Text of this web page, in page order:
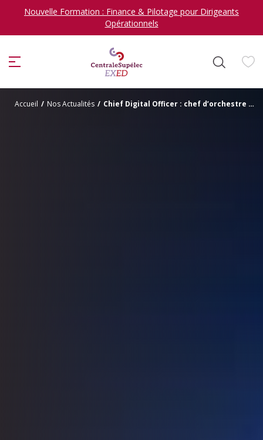
Nouvelle Formation : Finance & Pilotage pour Dirigeants
Opérationnels
Accueil / Nos Actualités / Chief Digital Officer : chef d’orchestre de la transformation digitale